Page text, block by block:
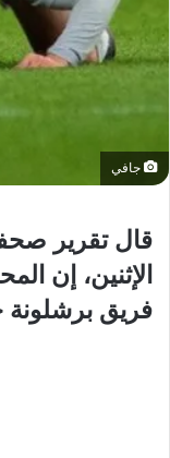
جافي
قال تقرير
الإثنين، إن
فريق برشلونة